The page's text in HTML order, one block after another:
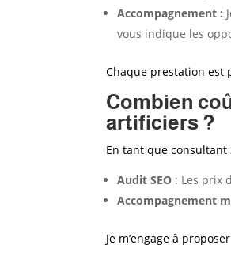
Accompagnement :
vous indique les
Chaque prestation est
Combien
artificiers ?
En tant que
Audit SEO : Les prix
Accompagnement
Je m’engage à